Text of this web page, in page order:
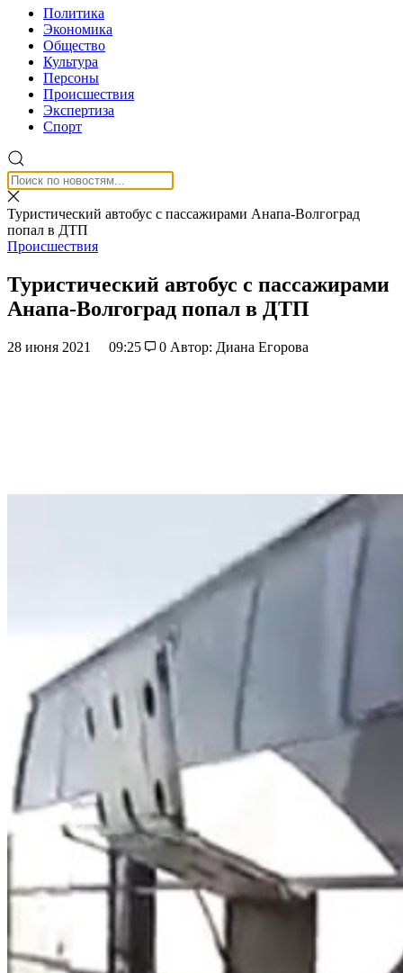
Политика
Экономика
Общество
Культура
Персоны
Происшествия
Экспертиза
Спорт
Туристический автобус с пассажирами Анапа-Волгоград
попал в ДТП
Происшествия
Туристический автобус с пассажирами
Анапа-Волгоград попал в ДТП
28 июня 2021 09:25 0 Автор: Диана Егорова